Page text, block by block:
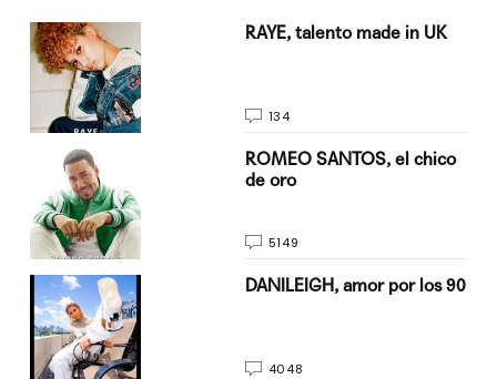
RAYE, talento made in UK
134
ROMEO SANTOS, el chico
de oro
5149
DANILEIGH, amor por los 90
4048